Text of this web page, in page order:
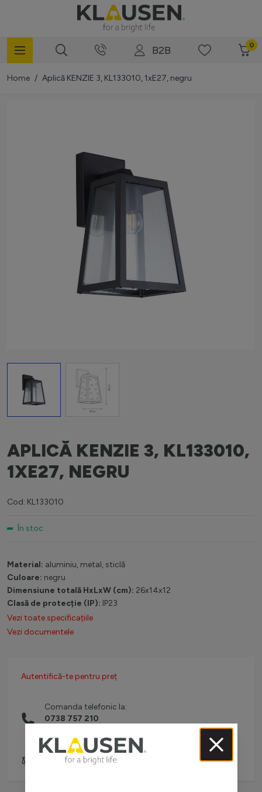
B2B 0
Home / Aplică KENZIE 3, KL133010, 1xE27, negru
View larger imageView larger image
APLICĂ KENZIE 3, KL133010,
1XE27, NEGRU
Cod: KL133010
În stoc
Material: aluminiu, metal, sticlă
Culoare: negru
Dimensiune totală HxLxW (cm): 26x14x12
Clasă de protecție (IP): IP23
Vezi toate specificațiile
Vezi documentele
Autentifică-te pentru preț
Comanda telefonic la:
0738 757 210
Adaugă pentru comparare